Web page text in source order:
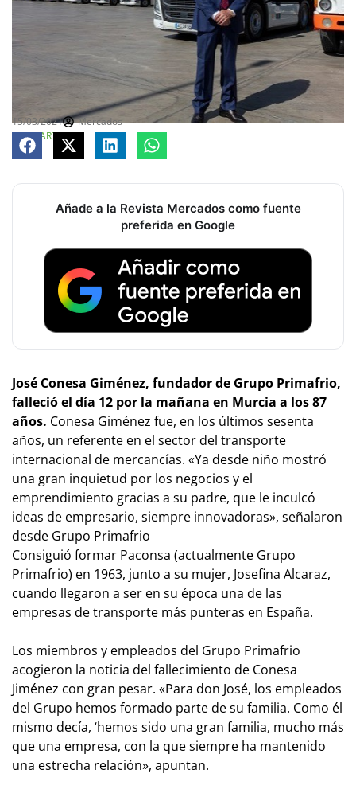
15/03/2021
Mercados
COMPARTE
Añade a la Revista Mercados como fuente
preferida en Google
José Conesa Giménez, fundador de Grupo Primafrio,
falleció el día 12 por la mañana en Murcia a los 87
años. Conesa Giménez fue, en los últimos sesenta
años, un referente en el sector del transporte
internacional de mercancías. «Ya desde niño mostró
una gran inquietud por los negocios y el
emprendimiento gracias a su padre, que le inculcó
ideas de empresario, siempre innovadoras», señalaron
desde Grupo Primafrio
Consiguió formar Paconsa (actualmente Grupo
Primafrio) en 1963, junto a su mujer, Josefina Alcaraz,
cuando llegaron a ser en su época una de las
empresas de transporte más punteras en España.
Los miembros y empleados del Grupo Primafrio
acogieron la noticia del fallecimiento de Conesa
Jiménez con gran pesar. «Para don José, los empleados
del Grupo hemos formado parte de su familia. Como él
mismo decía, ‘hemos sido una gran familia, mucho más
que una empresa, con la que siempre ha mantenido
una estrecha relación», apuntan.